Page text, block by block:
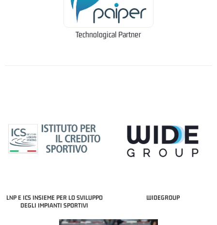
Technological Partner
LNP E ICS INSIEME PER LO SVILUPPO
DEGLI IMPIANTI SPORTIVI
WIDEGROUP